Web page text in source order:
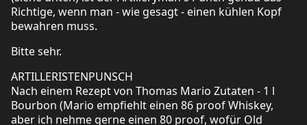
Richtige, wenn man - wie gesagt - einen kühlen Kopf
bewahren muss.
Bitte sehr.
ARTILLERISTENPUNSCH
Nach einem Rezept von Thomas Mario Zutaten - 1 l
Bourbon (Mario empfiehlt einen 86 proof Whiskey,
aber ich nehme gerne einen 80 proof, wofür Old